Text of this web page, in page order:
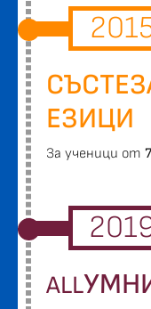
ЕЗИЦИ
За ученици от
ALL